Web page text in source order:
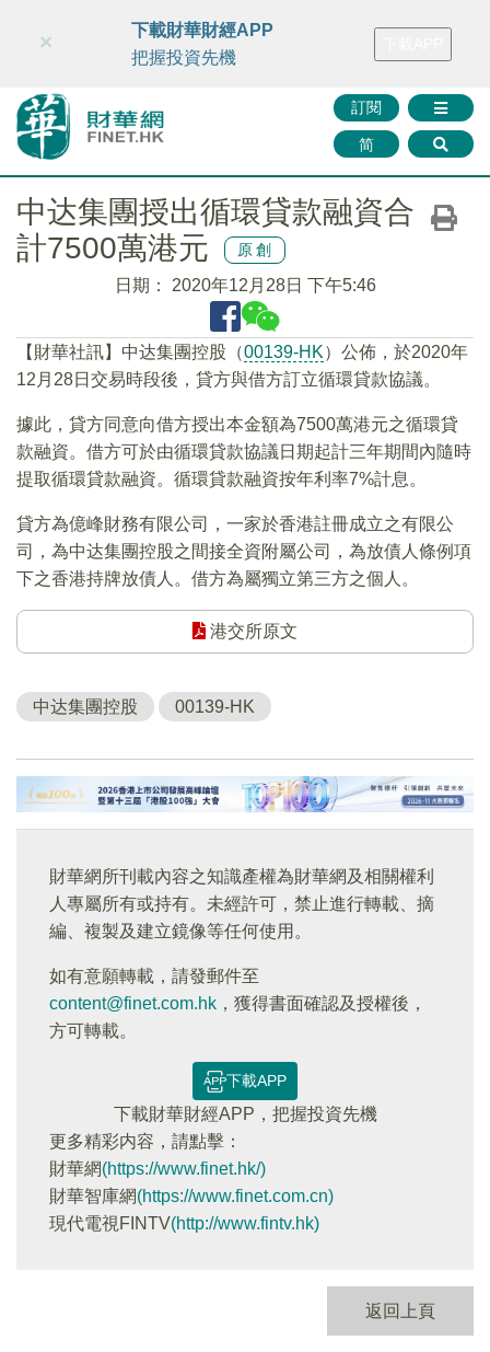
財華智庫網 FINTV FINMETA 財華證券 媒體矩陣
訂閱
简
×
下載財華財經APP
把握投資先機
中达集團授出循環貸款融資合
計7500萬港元
原創
日期： 2020年12月28日 下午5:46
【財華社訊】中达集團控股（00139-HK）公佈，於2020年
12月28日交易時段後，貸方與借方訂立循環貸款協議。
據此，貸方同意向借方授出本金額為7500萬港元之循環貸
款融資。借方可於由循環貸款協議日期起計三年期間內隨時
提取循環貸款融資。循環貸款融資按年利率7%計息。
貸方為億峰財務有限公司，一家於香港註冊成立之有限公
司，為中达集團控股之間接全資附屬公司，為放債人條例項
下之香港持牌放債人。借方為屬獨立第三方之個人。
港交所原文
中达集團控股 00139-HK
財華網所刊載內容之知識產權為財華網及相關權利
人專屬所有或持有。未經許可，禁止進行轉載、摘
編、複製及建立鏡像等任何使用。
如有意願轉載，請發郵件至
content@finet.com.hk ，獲得書面確認及授權後，
方可轉載。
下載APP
下載財華財經APP，把握投資先機
更多精彩内容，請點擊：
財華網(https://www.finet.hk/)
財華智庫網(https://www.finet.com.cn)
現代電視FINTV(http://www.fintv.hk)
返回上頁